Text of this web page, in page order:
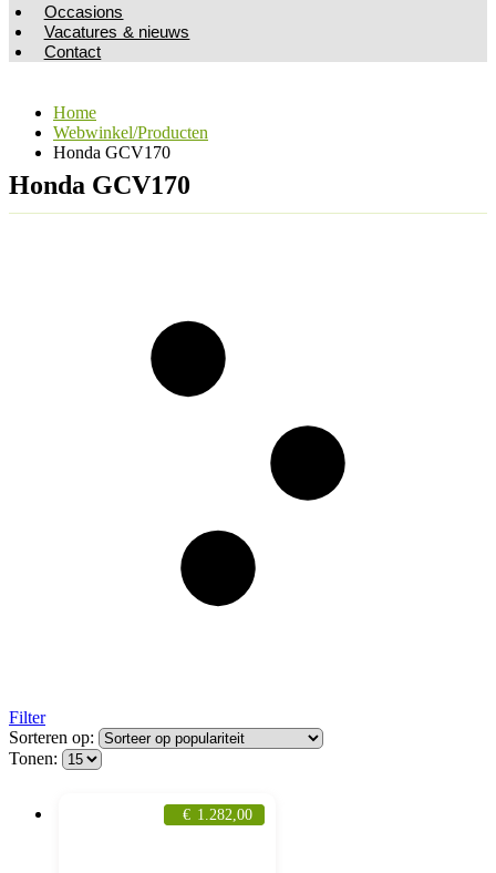
Occasions
Vacatures & nieuws
Contact
Home
Webwinkel/Producten
Honda GCV170
Honda GCV170
Filter
Sorteren op:
Tonen:
€ 1.282,00